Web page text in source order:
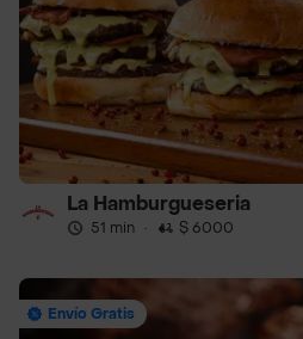
La Hamburgueseria
51 min · $ 6000
Envío Gratis